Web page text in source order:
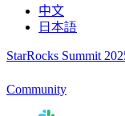
中文
日本語
StarRocks Summit
Community